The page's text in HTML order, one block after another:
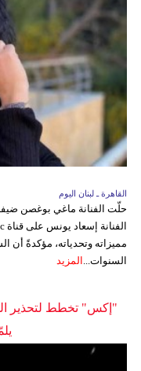
القاهرة ـ لبنان اليوم
حلّت الفنانة ماغي بوغصن
مميزاته وتحدياته، مؤكدةً أن
السنوات... المزيد
"إكس" تخطط لتحذير